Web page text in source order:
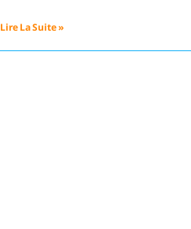
Lire La Suite »